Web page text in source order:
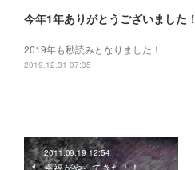
今年1年ありがとうございました！
2019年も秒読みとなりました！
2019.12.31 07:35
2011.09.19 12:54
幸福がやってきた！！